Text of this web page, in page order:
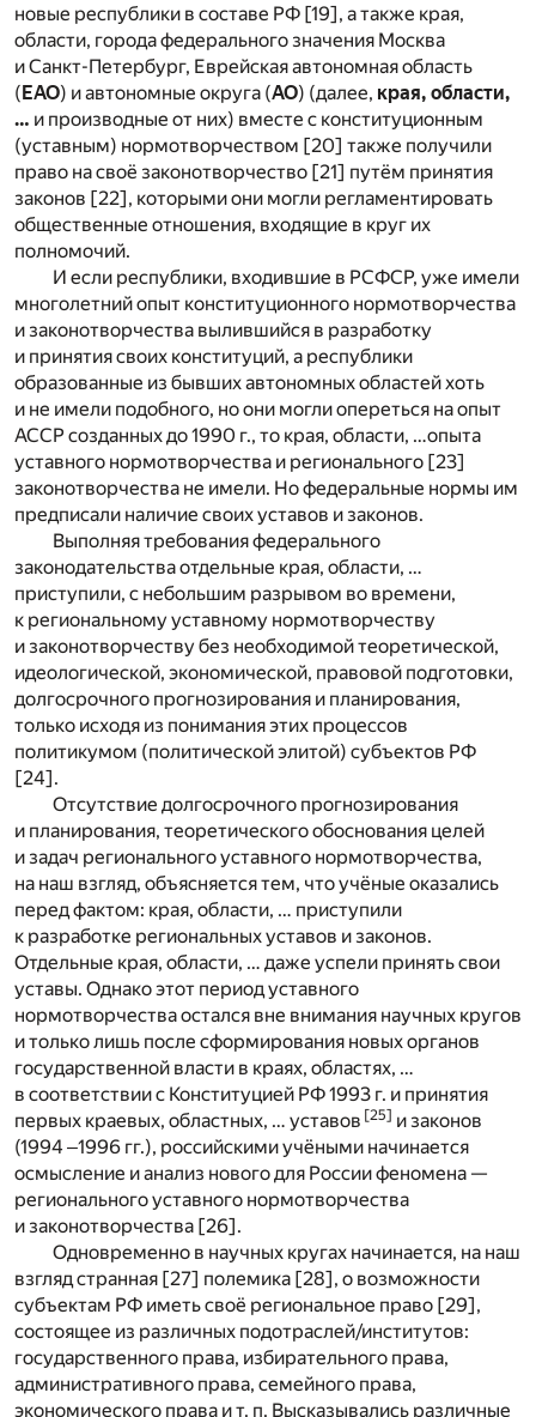
новые республики в составе РФ [19], а также края,
области, города федерального значения Москва
и Санкт-Петербург, Еврейская автономная область
(ЕАО) и автономные округа (АО) (далее, края, области,
… и производные от них) вместе с конституционным
(уставным) нормотворчеством [20] также получили
право на своё законотворчество [21] путём принятия
законов [22], которыми они могли регламентировать
общественные отношения, входящие в круг их
полномочий.
И если республики, входившие в РСФСР, уже имели
многолетний опыт конституционного нормотворчества
и законотворчества вылившийся в разработку
и принятия своих конституций, а республики
образованные из бывших автономных областей хоть
и не имели подобного, но они могли опереться на опыт
АССР созданных до 1990 г., то края, области, …опыта
уставного нормотворчества и регионального [23]
законотворчества не имели. Но федеральные нормы им
предписали наличие своих уставов и законов.
Выполняя требования федерального
законодательства отдельные края, области, …
приступили, с небольшим разрывом во времени,
к региональному уставному нормотворчеству
и законотворчеству без необходимой теоретической,
идеологической, экономической, правовой подготовки,
долгосрочного прогнозирования и планирования,
только исходя из понимания этих процессов
политикумом (политической элитой) субъектов РФ
[24].
Отсутствие долгосрочного прогнозирования
и планирования, теоретического обоснования целей
и задач регионального уставного нормотворчества,
на наш взгляд, объясняется тем, что учёные оказались
перед фактом: края, области, … приступили
к разработке региональных уставов и законов.
Отдельные края, области, … даже успели принять свои
уставы. Однако этот период уставного
нормотворчества остался вне внимания научных кругов
и только лишь после сформирования новых органов
государственной власти в краях, областях, …
в соответствии с Конституцией РФ 1993 г. и принятия
первых краевых, областных, … уставов [25] и законов
(1994 ‒1996 гг.), российскими учёными начинается
осмысление и анализ нового для России феномена —
регионального уставного нормотворчества
и законотворчества [26].
Одновременно в научных кругах начинается, на наш
взгляд странная [27] полемика [28], о возможности
субъектам РФ иметь своё региональное право [29],
состоящее из различных подотраслей/институтов:
государственного права, избирательного права,
административного права, семейного права,
экономического права и т. п. Высказывались различные